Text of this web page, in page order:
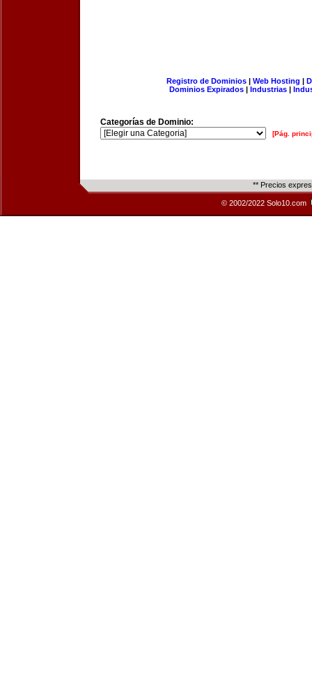
Registro de Dominios| Web Hosting |
Dominios Expirados | Industrias |
Categorías de Dominio:
[Pág.
** Precios
© 2002/2022 Solo10.com